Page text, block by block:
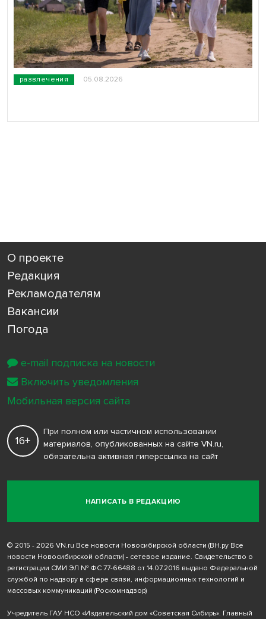
развлечения 05.08.2026
О проекте
Редакция
Рекламодателям
Вакансии
Погода
НАПИСАТЬ В РЕДАКЦИЮ
16+
При полном или частичном использовании
материалов, опубликованных на сайте VN.ru,
обязательна активная гиперссылка на сайт
© 2015 - 2026 VN.ru Все новости Новосибирской области (ВН.ру Все
новости Новосибирской области) - сетевое издание. Свидетельство о
регистрации СМИ ЭЛ № ФС 77-66488 от 14.07.2016 выдано Федеральной
службой по надзору в сфере связи, информационных технологий и
массовых коммуникаций (Роскомнадзор)
Учредитель ГАУ НСО «Издательский дом «Советская Сибирь». Главный
e-mail подписка на новости
Включить уведомления
Мобильная версия сайта